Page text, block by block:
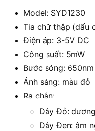
Model: SYD1230
Tia chữ thập (dấu
Điện áp: 3-5V DC
Công suất: 5mW
Bước sóng: 650nm
Ánh sáng: màu đỏ
Ra chân:
Dây Đỏ:
Dây Đen: âm